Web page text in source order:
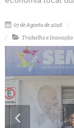
07 de Agosto de 2026
Trabalho e Inovação